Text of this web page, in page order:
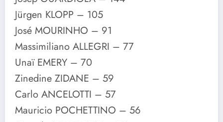
Jürgen KLOPP – 105
José MOURINHO – 91
Massimiliano ALLEGRI – 77
Unaï EMERY – 70
Zinedine ZIDANE – 59
Carlo ANCELOTTI – 57
Mauricio POCHETTINO – 56